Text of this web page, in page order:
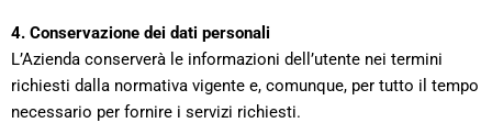
4. Conservazione dei dati personali
L’Azienda conserverà le informazioni dell’utente nei termini
richiesti dalla normativa vigente e, comunque, per tutto il tempo
necessario per fornire i servizi richiesti.